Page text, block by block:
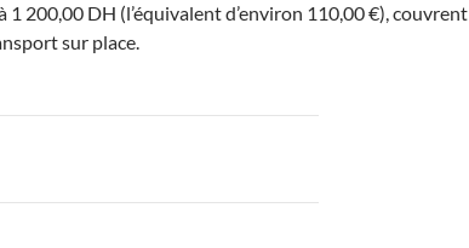
1 200,00 DH (l’équivalent d’environ 110,00 €), couvrent
sur place.